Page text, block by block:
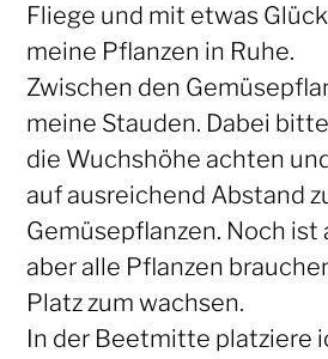
Fliege und mit etwas
meine Pflanzen in Ruhe.
Zwischen den
meine Stauden. Dabei
die Wuchshöhe achten
auf ausreichend Abstand
Gemüsepflanzen. Noch ist
aber alle Pflanzen
Platz zum wachsen.
In der Beetmitte platziere